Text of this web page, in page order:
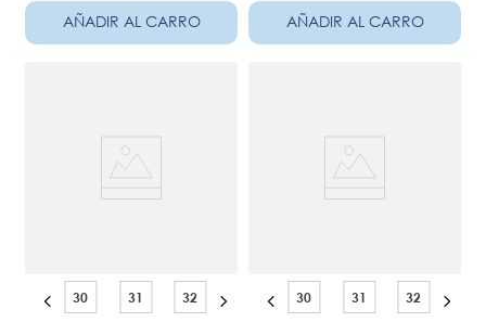
AÑADIR AL CARRO AÑADIR AL CARRO
30 31 32 30 31 32